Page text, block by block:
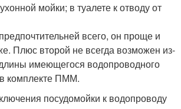
мойки; в туалете к отводу от
всего, он проще и
Плюс второй не всегда возможен из-
имеющегося водопроводного
комплекте ПММ.
посудомойки к водопроводу